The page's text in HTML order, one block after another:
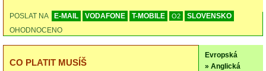
POSLAT NA E-MAIL VODAFONE T-MOBILE O2
SLOVENSKO
OHODNOCENO
CO PLATIT MUSÍŠ
Evropská
» Anglická